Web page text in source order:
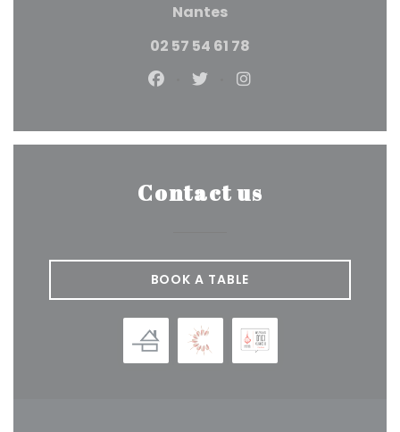
Nantes((opens in a new
02 57 54 61 78
Facebook ((opens in a new
Twitter ((opens in a
Instagram
Contact us
BOOK A TABLE